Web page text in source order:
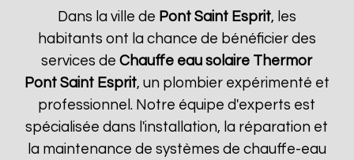
Dans la ville de Pont Saint Esprit, les
habitants ont la chance de bénéficier des
services deChauffe eau solaire Thermor
Pont Saint Esprit, un plombier expérimenté et
professionnel. Notre équipe d'experts est
spécialisée dans l'installation, la réparation et
la maintenance de systèmes de chauffe-eau